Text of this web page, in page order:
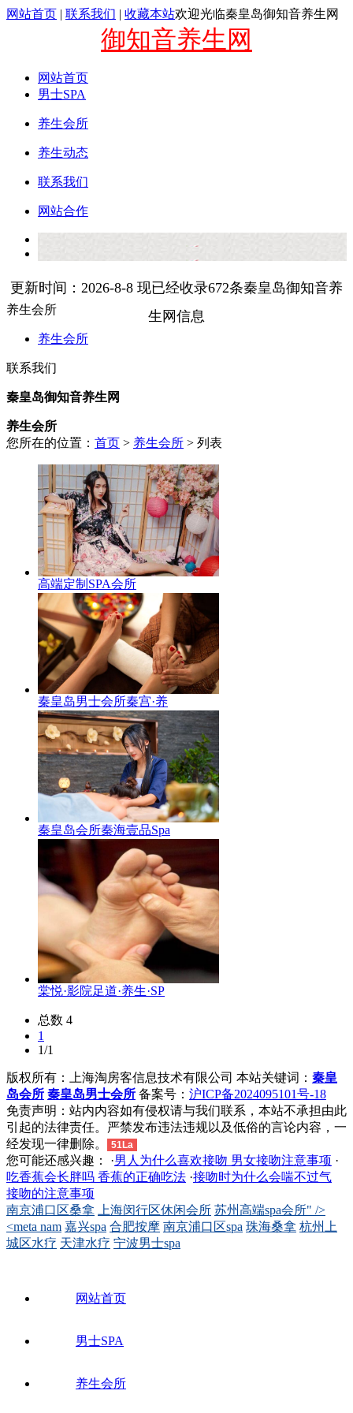
网站首页 | 联系我们 | 收藏本站欢迎光临秦皇岛御知音养生网
御知音养生网
网站首页
男士SPA
养生会所
养生动态
联系我们
网站合作
更新时间：2026-8-8 现已经收录672条秦皇岛御知音养
生网信息
养生会所
养生会所
联系我们
秦皇岛御知音养生网
养生会所
您所在的位置： 首页 > 养生会所 > 列表
高端定制SPA会所
秦皇岛男士会所秦宫·养
秦皇岛会所秦海壹品Spa
棠悦·影院足道·养生·SP
总数 4
1
1/1
版权所有：上海淘房客信息技术有限公司 本站关键词： 秦皇
岛会所 秦皇岛男士会所 备案号： 沪ICP备2024095101号-18
免责声明：站内内容如有侵权请与我们联系，本站不承担由此
引起的法律责任。严禁发布违法违规以及低俗的言论内容，一
经发现一律删除。
51La
您可能还感兴趣： ·男人为什么喜欢接吻 男女接吻注意事项 ·
吃香蕉会长胖吗 香蕉的正确吃法 ·接吻时为什么会喘不过气
接吻的注意事项
南京浦口区桑拿
上海闵行区休闲会所 苏州高端spa会所" />
<meta nam 嘉兴spa 合肥按摩 南京浦口区spa 珠海桑拿 杭州上
城区水疗 天津水疗 宁波男士spa
网站首页
男士SPA
养生会所